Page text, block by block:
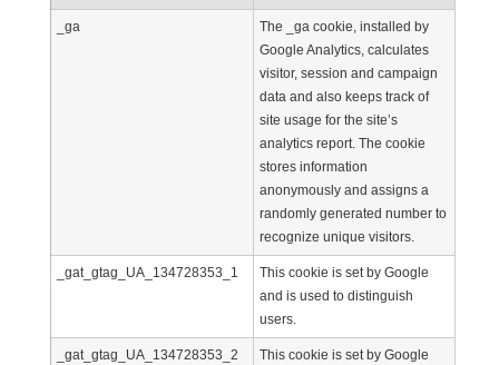
_ga
The _ga cookie, installed by
Google Analytics, calculates
visitor, session and campaign
data and also keeps track of
site usage for the site’s
analytics report. The cookie
stores information
anonymously and assigns a
randomly generated number to
recognize unique visitors.
_gat_gtag_UA_134728353_1
This cookie is set by Google
and is used to distinguish
users.
_gat_gtag_UA_134728353_2
This cookie is set by Google